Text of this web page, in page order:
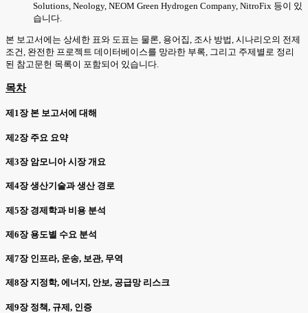
Solutions, Neology, NEOM Green Hydrogen Company, NitroFix 등이 있
습니다.
본 보고서에는 상세한 표와 도표는 물론, 용어집, 조사 방법, 시나리오의 전제
조건, 완전한 프로젝트 데이터베이스를 망라한 부록, 그리고 주제별로 정리
된 참고문헌 목록이 포함되어 있습니다.
목차
제1장 본 보고서에 대해
제2장 주요 요약
제3장 암모니아 시장 개요
제4장 생산기술과 생산 경로
제5장 경제학과 비용 분석
제6장 용도별 수요 분석
제7장 인프라, 운송, 보관, 무역
제8장 지정학, 에너지, 안보, 공급망 리스크
제9장 정책, 규제, 인증